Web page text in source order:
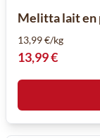
Melitta lait en
13,99 €/kg
13,99 €